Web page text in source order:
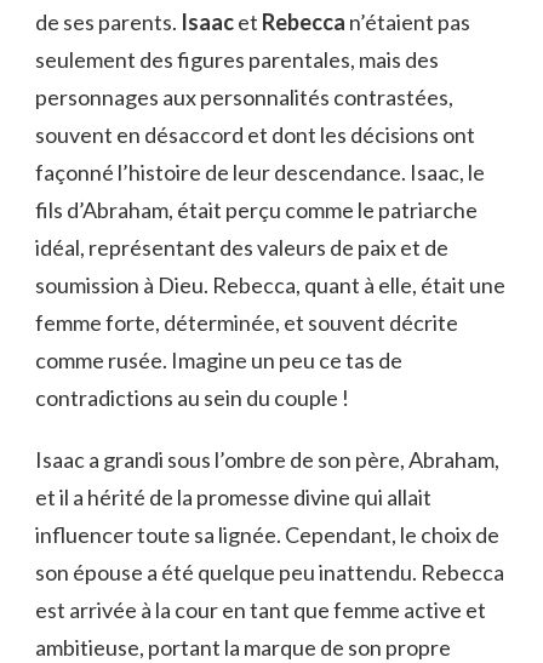
de ses parents. Isaacet Rebecca n’étaient pas
seulement des figures parentales, mais des
personnages aux personnalités contrastées,
souvent en désaccord et dont les décisions ont
façonné l’histoire de leur descendance. Isaac, le
fils d’Abraham, était perçu comme le patriarche
idéal, représentant des valeurs de paix et de
soumission à Dieu. Rebecca, quant à elle, était une
femme forte, déterminée, et souvent décrite
comme rusée. Imagine un peu ce tas de
contradictions au sein du couple !
Isaac a grandi sous l’ombre de son père, Abraham,
et il a hérité de la promesse divine qui allait
influencer toute sa lignée. Cependant, le choix de
son épouse a été quelque peu inattendu. Rebecca
est arrivée à la cour en tant que femme active et
ambitieuse, portant la marque de son propre